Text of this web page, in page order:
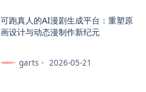
可跑真人的AI漫剧生成平台：重塑原
画设计与动态漫制作新纪元
garts 2026-05-21